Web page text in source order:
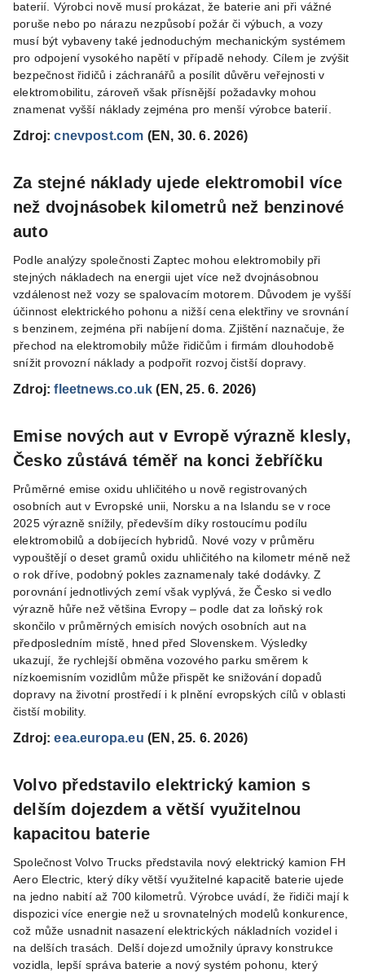
baterií. Výrobci nově musí prokázat, že baterie ani při vážné
poruše nebo po nárazu nezpůsobí požár či výbuch, a vozy
musí být vybaveny také jednoduchým mechanickým systémem
pro odpojení vysokého napětí v případě nehody. Cílem je zvýšit
bezpečnost řidičů i záchranářů a posílit důvěru veřejnosti v
elektromobilitu, zároveň však přísnější požadavky mohou
znamenat vyšší náklady zejména pro menší výrobce baterií.
Zdroj:cnevpost.com (EN, 30. 6. 2026)
Za stejné náklady ujede elektromobil více
než dvojnásobek kilometrů než benzinové
auto
Podle analýzy společnosti Zaptec mohou elektromobily při
stejných nákladech na energii ujet více než dvojnásobnou
vzdálenost než vozy se spalovacím motorem. Důvodem je vyšší
účinnost elektrického pohonu a nižší cena elektřiny ve srovnání
s benzinem, zejména při nabíjení doma. Zjištění naznačuje, že
přechod na elektromobily může řidičům i firmám dlouhodobě
snížit provozní náklady a podpořit rozvoj čistší dopravy.
Zdroj:fleetnews.co.uk (EN, 25. 6. 2026)
Emise nových aut v Evropě výrazně klesly,
Česko zůstává téměř na konci žebříčku
Průměrné emise oxidu uhličitého u nově registrovaných
osobních aut v Evropské unii, Norsku a na Islandu se v roce
2025 výrazně snížily, především díky rostoucímu podílu
elektromobilů a dobíjecích hybridů. Nové vozy v průměru
vypouštějí o deset gramů oxidu uhličitého na kilometr méně než
o rok dříve, podobný pokles zaznamenaly také dodávky. Z
porovnání jednotlivých zemí však vyplývá, že Česko si vedlo
výrazně hůře než většina Evropy – podle dat za loňský rok
skončilo v průměrných emisích nových osobních aut na
předposledním místě, hned před Slovenskem. Výsledky
ukazují, že rychlejší obměna vozového parku směrem k
nízkoemisním vozidlům může přispět ke snižování dopadů
dopravy na životní prostředí i k plnění evropských cílů v oblasti
čistší mobility.
Zdroj:eea.europa.eu (EN, 25. 6. 2026)
Volvo představilo elektrický kamion s
delším dojezdem a větší využitelnou
kapacitou baterie
Společnost Volvo Trucks představila nový elektrický kamion FH
Aero Electric, který díky větší využitelné kapacitě baterie ujede
na jedno nabití až 700 kilometrů. Výrobce uvádí, že řidiči mají k
dispozici více energie než u srovnatelných modelů konkurence,
což může usnadnit nasazení elektrických nákladních vozidel i
na delších trasách. Delší dojezd umožnily úpravy konstrukce
vozidla, lepší správa baterie a nový systém pohonu, který